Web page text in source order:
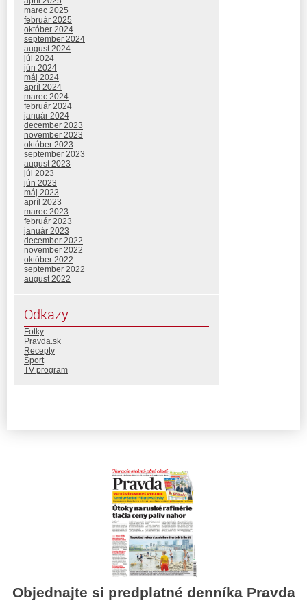
marec 2025
február 2025
október 2024
september 2024
august 2024
júl 2024
jún 2024
máj 2024
apríl 2024
marec 2024
február 2024
január 2024
december 2023
november 2023
október 2023
september 2023
august 2023
júl 2023
jún 2023
máj 2023
apríl 2023
marec 2023
február 2023
január 2023
december 2022
november 2022
október 2022
september 2022
august 2022
Odkazy
Fotky
Pravda.sk
Recepty
Šport
TV program
Objednajte si predplatné denníka Pravda